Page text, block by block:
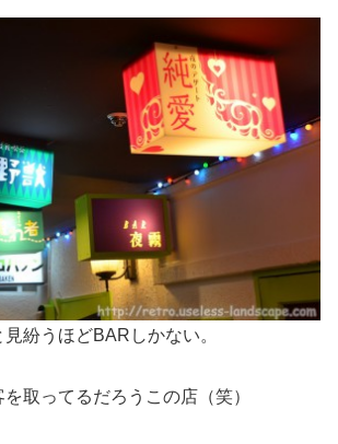
紛うほどBARしかない。
取ってるだろうこの店（笑）